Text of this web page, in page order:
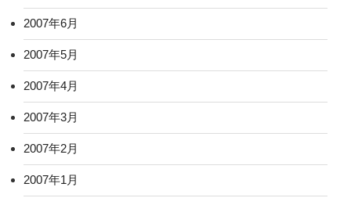
2007年6月
2007年5月
2007年4月
2007年3月
2007年2月
2007年1月